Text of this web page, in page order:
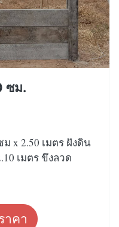
ซม.
x 2.50 เมตร ฝังดิน
เมตร ขึงลวด
าคา